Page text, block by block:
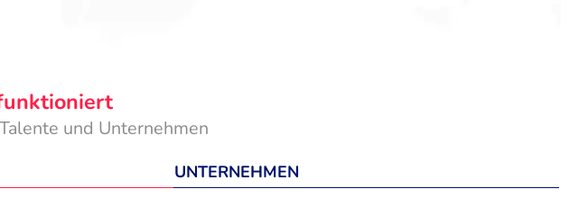
und Unternehmen
UNTERNEHMEN